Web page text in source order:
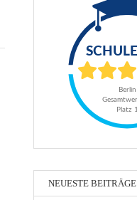
NEUESTE BEITRÄGE